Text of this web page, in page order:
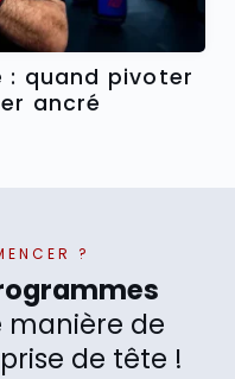
: quand pivoter
ancré
?
manière de
de tête !